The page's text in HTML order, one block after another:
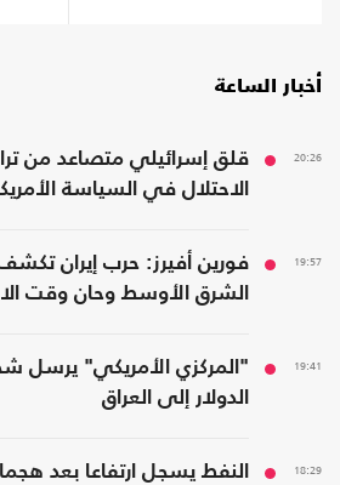
أخبار الساعة
20:26
قلق إسرائيلي متصاعد من
الاحتلال في السياسة
19:57
فورين أفيرز: حرب إيران
الشرق الأوسط وحان وقت
19:41
"المركزي الأمريكي" يرسل
الدولار إلى العراق
18:29
النفط يسجل ارتفاعا بعد